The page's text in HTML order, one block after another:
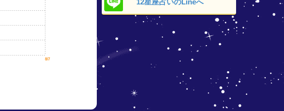
8/7
12星座占いのLineへ